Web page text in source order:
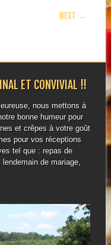
NEXT →
ET CONVIVIAL !!
nous mettons à
bonne humeur pour
et crêpes à votre goût
pour vos réceptions
tel que : repas de
de mariage,